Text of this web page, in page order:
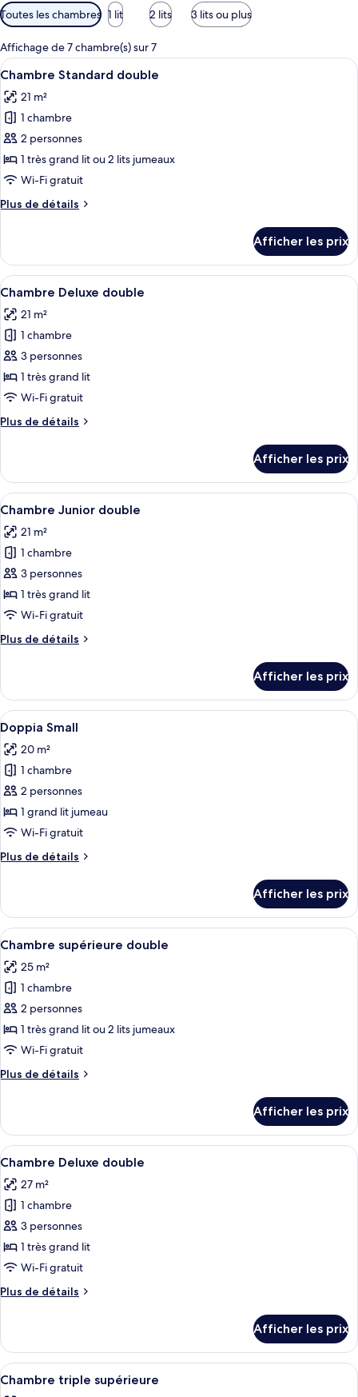
Filtres
disponibles
pour
les
chambres
Toutes les chambres 1 lit 2 lits 3 lits ou plus
Affichage de 7 chambre(s) sur 7
Afficher
toutes
les
photos
pour
ce
type
chambre :
double
Un lit bien fait, avec du linge de lit
5
Chambre Standard double
21 m²
1 chambre
2 personnes
1 très grand lit ou 2 lits jumeaux
Wi-Fi gratuit
Plus de détails
Plus
Chambre
Standard
double
Afficher les prix
Afficher
toutes
les
photos
pour
ce
type
chambre :
double
Une chambre d’hôtel avec un lit,
4
Chambre Deluxe double
21 m²
1 chambre
3 personnes
1 très grand lit
Wi-Fi gratuit
Plus de détails
Plus
Chambre
Deluxe
double
Afficher les prix
Afficher
toutes
les
photos
pour
ce
type
chambre :
double
Une chambre d’hôtel avec un
8
Chambre Junior double
21 m²
1 chambre
3 personnes
1 très grand lit
Wi-Fi gratuit
Plus de détails
Plus
Chambre
Junior
double
Afficher les prix
Afficher
toutes
les
photos
pour
ce
type
chambre :
Une chambre moderne avec un
3
Doppia Small
20 m²
1 chambre
2 personnes
1 grand lit jumeau
Wi-Fi gratuit
Plus de détails
Plus
Doppia
Small
Afficher les prix
Afficher
toutes
les
photos
pour
ce
type
chambre :
double
Un lit bien fait, recouvert d’une
3
Chambre supérieure double
25 m²
1 chambre
2 personnes
1 très grand lit ou 2 lits jumeaux
Wi-Fi gratuit
Plus de détails
Plus
Chambre
supérieure
double
Afficher les prix
Afficher
toutes
les
photos
pour
ce
type
chambre :
double
Une chambre d’hôtel comprenant
2
Chambre Deluxe double
27 m²
1 chambre
3 personnes
1 très grand lit
Wi-Fi gratuit
Plus de détails
Plus
Chambre
Deluxe
double
Afficher les prix
Afficher
toutes
Une chambre d’hôtel avec un
2
Chambre triple supérieure